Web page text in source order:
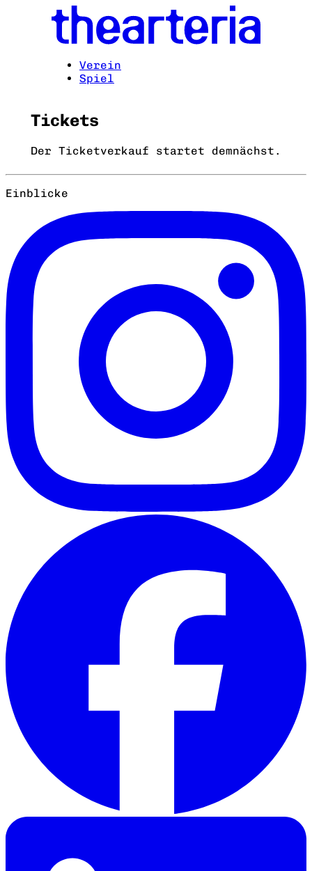
Verein
Spiel
Tickets
Der Ticketverkauf startet demnächst.
Einblicke